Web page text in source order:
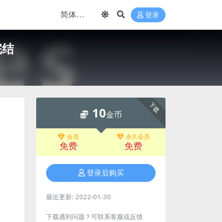
登录
下载
10金币
会员
免费
永久会员
免费
登录后购买
最近更新: 2022-01-30
下载遇到问题？可联系客服或反馈